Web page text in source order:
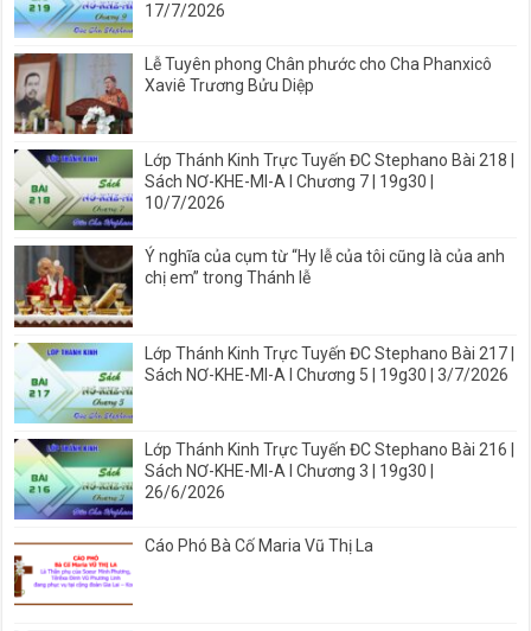
17/7/2026
Lễ Tuyên phong Chân phước cho Cha Phanxicô
Xaviê Trương Bửu Diệp
Lớp Thánh Kinh Trực Tuyến ĐC Stephano Bài 218 |
Sách NƠ-KHE-MI-A I Chương 7 | 19g30 |
10/7/2026
Ý nghĩa của cụm từ “Hy lễ của tôi cũng là của anh
chị em” trong Thánh lễ
Lớp Thánh Kinh Trực Tuyến ĐC Stephano Bài 217 |
Sách NƠ-KHE-MI-A I Chương 5 | 19g30 | 3/7/2026
Lớp Thánh Kinh Trực Tuyến ĐC Stephano Bài 216 |
Sách NƠ-KHE-MI-A I Chương 3 | 19g30 |
26/6/2026
Cáo Phó Bà Cố Maria Vũ Thị La